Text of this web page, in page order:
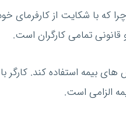
که با شکایت از کارفرمای
تمامی کارگران است.
بیمه استفاده کند. کارگر
الزامی است.